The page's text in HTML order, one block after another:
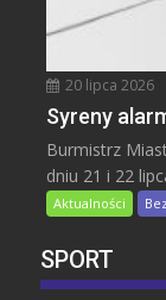
20 lipca 2026
Syreny
Burmistrz
dniu 21 i 22
Aktualności
SPORT